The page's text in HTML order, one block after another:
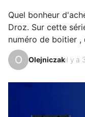
Reparalux,
Quel bonheur
Droz. Sur cette
numéro de boitier ,
Julien......... c'est
Fan de carbone,
très classes, bien
O Olejniczakil y a